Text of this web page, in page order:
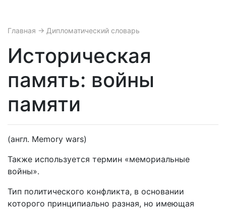
Главная → Дипломатический словарь
Историческая
память: войны
памяти
(англ. Memory wars)
Также используется термин «мемориальные
войны».
Тип политического конфликта, в основании
которого принципиально разная, но имеющая